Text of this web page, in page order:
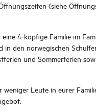
(siehe
4-köpfige Familie im
in den norwegischen
und Sommerferien
weniger Leute in eurer